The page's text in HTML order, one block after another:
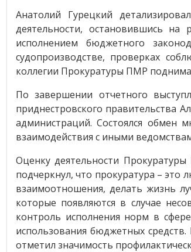
Анатолий Гурецкий
деятельности, остановившись
исполнением бюджетного
судопроизводстве, проверках
коллегии Прокуратуры ПМР
По завершении отчетного
приднестровского правительства
администраций. Состоялся обмен
взаимодействия с иными
Оценку деятельности
подчеркнул, что прокуратура – это
взаимоотношения, делать жизнь
которые появляются в случае
контроль исполнения норм в
использования бюджетных
отметил значимость